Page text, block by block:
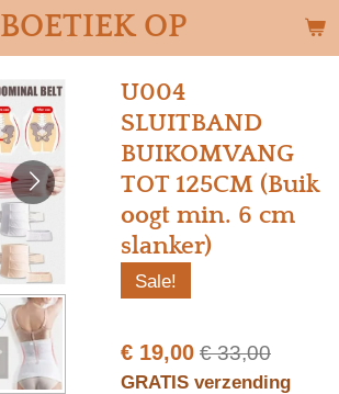
BOETIEK OP
U004
SLUITBAND
BUIKOMVANG
TOT 125CM (Buik
oogt min. 6 cm
slanker)
Sale!
€ 19,00 € 33,00
GRATIS verzending